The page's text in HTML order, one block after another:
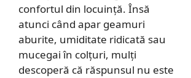
confortul din locuință. Însă
atunci când apar geamuri
aburite, umiditate ridicată sau
mucegai în colțuri, mulți
descoperă că răspunsul nu este